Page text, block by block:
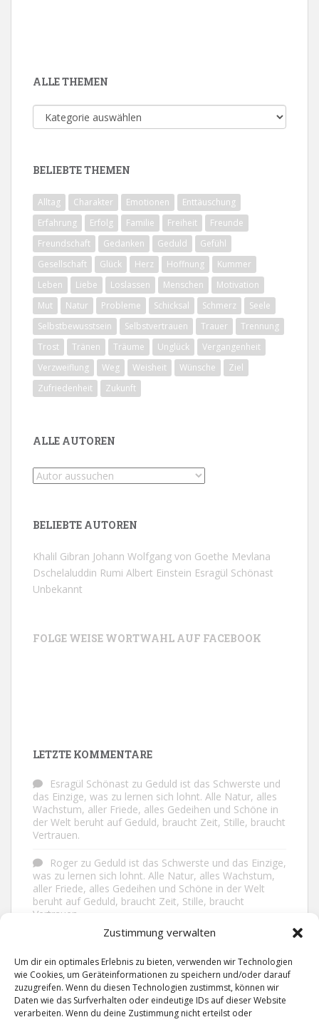
Zustimmung verwalten
Um dir ein optimales Erlebnis zu bieten, verwenden wir Technologien
wie Cookies, um Geräteinformationen zu speichern und/oder darauf
zuzugreifen. Wenn du diesen Technologien zustimmst, können wir
Daten wie das Surfverhalten oder eindeutige IDs auf dieser Website
verarbeiten. Wenn du deine Zustimmung nicht erteilst oder
ALLE THEMEN
Alle
Themen
BELIEBTE THEMEN
Alltag Charakter Emotionen
Enttäuschung
Erfahrung
Erfolg Familie Freiheit
Freunde
Freundschaft
Gedanken Geduld
Gefühl
Gesellschaft
Glück Herz Hoffnung
Kummer
Leben
Liebe Loslassen Menschen
Motivation
Mut
Natur Probleme Schicksal Schmerz
Seele
Selbstbewusstsein
Selbstvertrauen Trauer
Trennung
Trost
Tränen Träume Unglück
Vergangenheit
Verzweiflung
Weg Weisheit Wünsche
Ziel
Zufriedenheit
Zukunft
ALLE AUTOREN
BELIEBTE AUTOREN
Khalil Gibran Johann Wolfgang von Goethe Mevlana
Dschelaluddin Rumi Albert Einstein Esragül Schönast
Unbekannt
FOLGE WEISE WORTWAHL AUF FACEBOOK
LETZTE KOMMENTARE
Esragül Schönast zu Geduld ist das Schwerste und
das Einzige, was zu lernen sich lohnt. Alle Natur, alles
Wachstum, aller Friede, alles Gedeihen und Schöne in
der Welt beruht auf Geduld, braucht Zeit, Stille, braucht
Vertrauen.
Roger zu Geduld ist das Schwerste und das Einzige,
was zu lernen sich lohnt. Alle Natur, alles Wachstum,
aller Friede, alles Gedeihen und Schöne in der Welt
beruht auf Geduld, braucht Zeit, Stille, braucht
Vertrauen.
Nichts in unserem Leben
GridzuMan lebt ruhiger, wenn man nicht alles
sagt, was man weiß, nicht alles glaubt, was man hört
und über den Rest einfach nur lächelt.